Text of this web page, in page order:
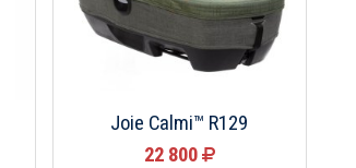
Joie Calmi™ R129
22 800